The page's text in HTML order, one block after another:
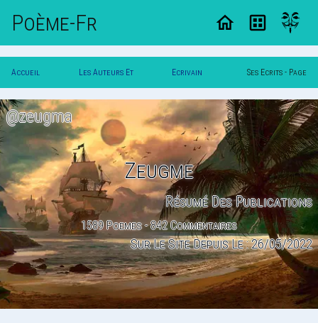
Poème-Fr
Accueil
Poesie
Les Auteurs Et
Poetes
Ecrivain
Zeugme
Ses Ecrits - Page
1
Zeugme
@zeugma
Résumé Des Publications
1589 Poemes - 842 Commentaires
Sur Le Site Depuis Le : 26/05/2022